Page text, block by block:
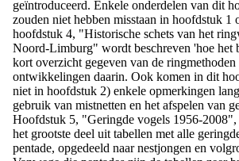
geïntroduceerd. Enkele onderdelen van dit
zouden niet hebben misstaan in hoofdstuk 1
hoofdstuk 4, "Historische schets van het
Noord-Limburg" wordt beschreven 'hoe het
kort overzicht gegeven van de ringmethoden
ontwikkelingen daarin. Ook komen in dit
niet in hoofdstuk 2) enkele opmerkingen
gebruik van mistnetten en het afspelen van
Hoofdstuk 5, "Geringde vogels 1956-2008",
het grootste deel uit tabellen met alle
pentade, opgedeeld naar nestjongen en